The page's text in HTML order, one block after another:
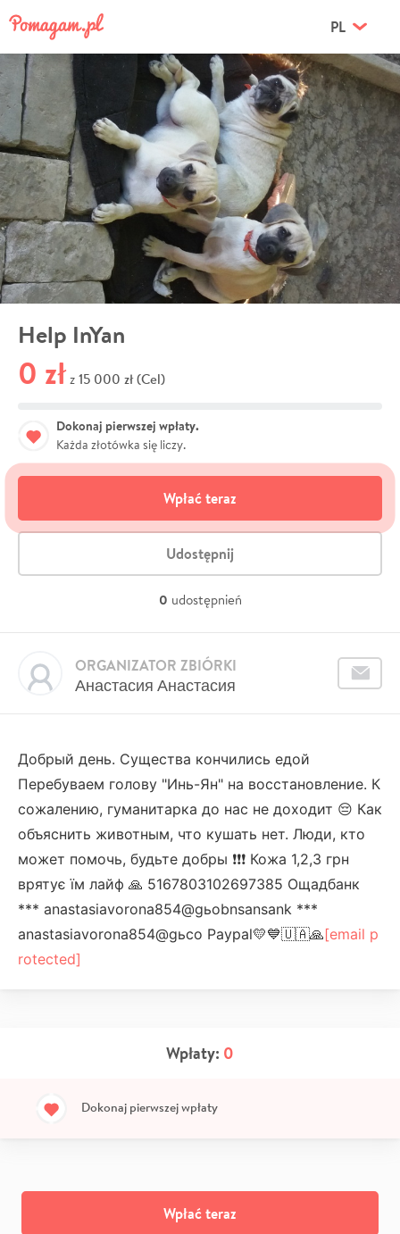
PL
Help InYan
0 zł z 15 000 zł (Cel)
Dokonaj pierwszej wpłaty.
Każda złotówka się liczy.
Wpłać teraz
Udostępnij
0 udostępnień
Анастасия Анастасия
ORGANIZATOR ZBIÓRKI
Добрый день. Существа кончились едой
Перебуваем голову "Инь-Ян" на восстановление. К
сожалению, гуманитарка до нас не доходит 😔 Как
объяснить животным, что кушать нет. Люди, кто
может помочь, будьте добры ❗❗❗ Кожа 1,2,3 грн
врятує їм лайф 🙏 5167803102697385 Ощадбанк
*** anastasiavorona854@gьobnsansank ***
anastasiavorona854@gьсо Paypal💛💙🇺🇦🙏[email p
rotected]
Wpłaty: 0
Dokonaj pierwszej wpłaty
Wpłać teraz